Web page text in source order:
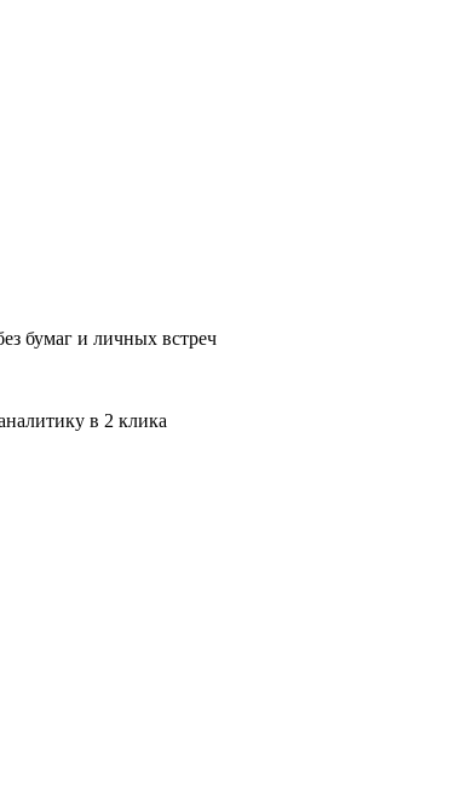
бумаг и личных встреч
в 2 клика